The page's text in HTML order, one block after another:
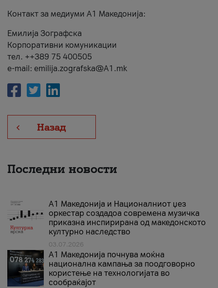
Контакт за медиуми А1 Македонија:
Емилија Зографска
Корпоративни комуникации
тел. ++389 75 400505
e-mail: emilija.zografska@A1.mk
Назад
Последни новости
А1 Македонија и Националниот џез
оркестар создадоа современа музичка
приказна инспирирана од македонското
културно наследство
03.07.2026
A1 Македонија почнува моќна
национална кампања за поодговорно
користење на технологијата во
сообраќајот